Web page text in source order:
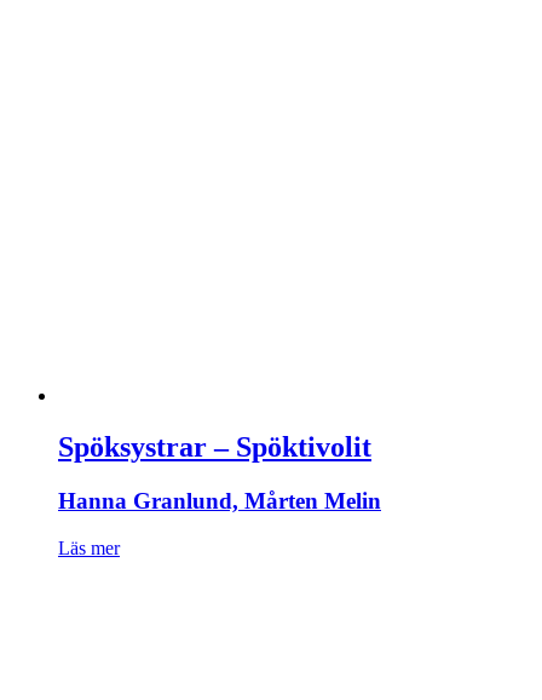
Spöksystrar – Spöktivolit
Hanna Granlund, Mårten Melin
Läs mer